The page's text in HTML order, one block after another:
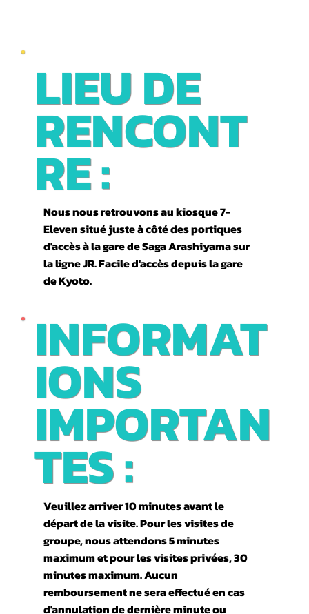
LIEU DE
RENCONT
RE :
Nous nous retrouvons au kiosque 7-
Eleven situé juste à côté des portiques
d'accès à la gare de Saga Arashiyama sur
la ligne JR. Facile d'accès depuis la gare
de Kyoto.
INFORMAT
IONS
IMPORTAN
TES :
Veuillez arriver 10 minutes avant le
départ de la visite. Pour les visites de
groupe, nous attendons 5 minutes
maximum et pour les visites privées, 30
minutes maximum. Aucun
remboursement ne sera effectué en cas
d'annulation de dernière minute ou